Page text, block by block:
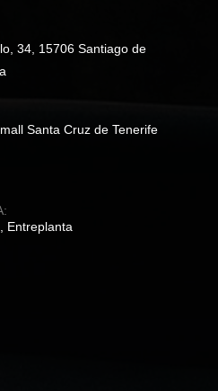
34, 15706 Santiago de
Santa Cruz de Tenerife
Entreplanta